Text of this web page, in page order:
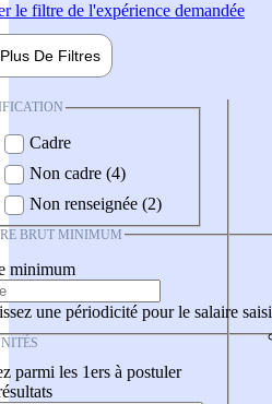
le filtre de l'expérience demandée
Plus De Filtres
Cadre
Non cadre (4)
Non renseignée (2)
BRUT MINIMUM
minimum
une périodicité pour le salaire saisi
parmi les 1ers à postuler